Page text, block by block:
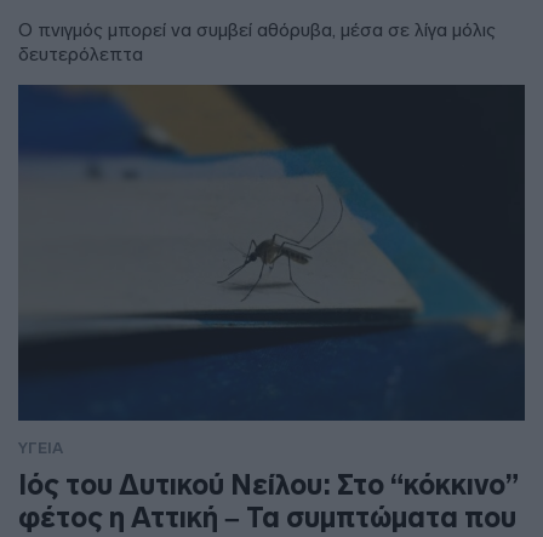
Ο πνιγμός μπορεί να συμβεί αθόρυβα, μέσα σε λίγα μόλις
δευτερόλεπτα
ΥΓΕΙΑ
Ιός του Δυτικού Νείλου: Στο “κόκκινο”
φέτος η Αττική – Τα συμπτώματα που